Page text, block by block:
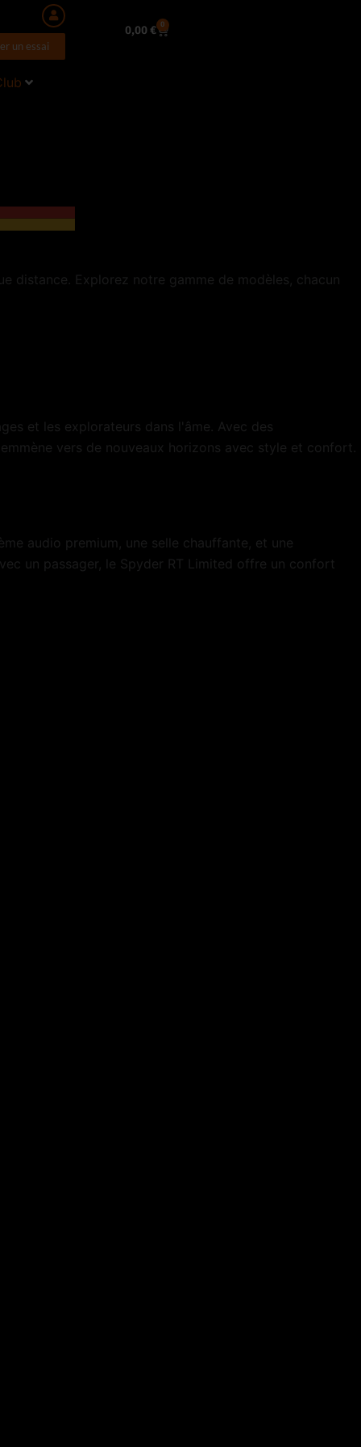
un essai
0,00 € 0
Panier
distance. Explorez notre gamme de modèles, chacun
et les explorateurs dans l'âme. Avec des
vers de nouveaux horizons avec style et confort.
audio premium, une selle chauffante, et une
un passager, le Spyder RT Limited offre un confort